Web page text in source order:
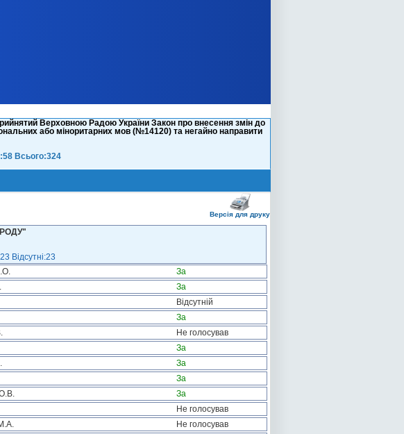
Верховною Радою України Закон про внесення змін до
або міноритарних мов (№14120) та негайно направити
Всього:324
Версія для друку
Відсутні:23
За
За
Відсутній
За
Не голосував
За
За
За
За
Не голосував
Не голосував